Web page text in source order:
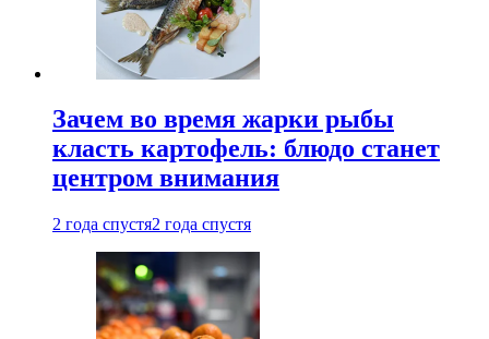
Зачем во время жарки рыбы
класть картофель: блюдо станет
центром внимания
2 года спустя2 года спустя